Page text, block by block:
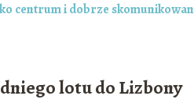
centrum i dobrze
lotu do Lizbony